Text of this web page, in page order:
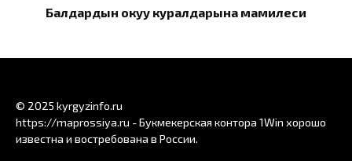
Балдардын окуу куралдарына мамилеси
© 2025 kyrgyzinfo.ru
https://maprossiya.ru - Букмекерская контора 1Win хорошо
известна и востребована в России.